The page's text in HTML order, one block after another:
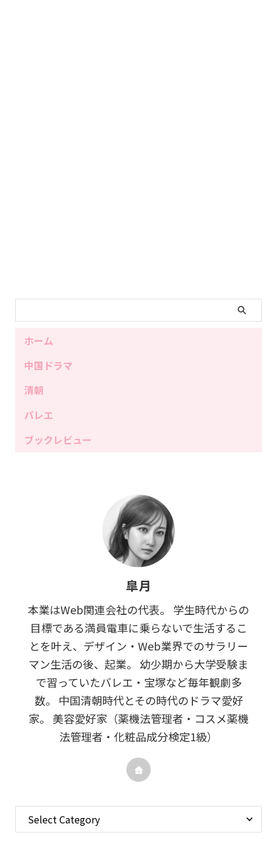
ホーム
中国ドラマ
清朝
バレエ
ブックレビュー
皐月
本業はWeb関連会社の代表。 学生時代からの
目標である満員電車に乗らないで生活するこ
とを叶え、デザイン・Web業界でのサラリー
マン生活の後、起業。 幼少期から大学受験ま
で習っていたバレエ・宝塚など毎年観劇多
数。 中国清朝時代とその時代のドラマ愛好
家。 美容愛好家（薬機法管理者・コスメ薬機
法管理者・化粧品成分検定1級）